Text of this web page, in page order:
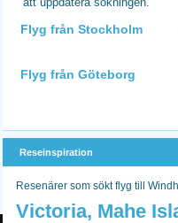
Flyg från Stockholm
Flyg från Göteborg
Reseinspiration
Resenärer som sökt flyg till
Victoria, Mahe